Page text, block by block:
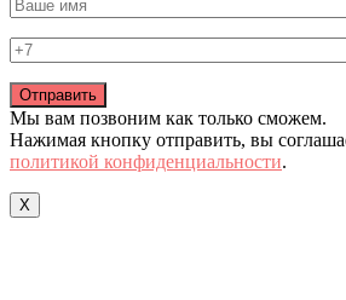
Мы вам позвоним как только сможем.
Нажимая кнопку отправить, вы
политикой конфиденциальности.
X